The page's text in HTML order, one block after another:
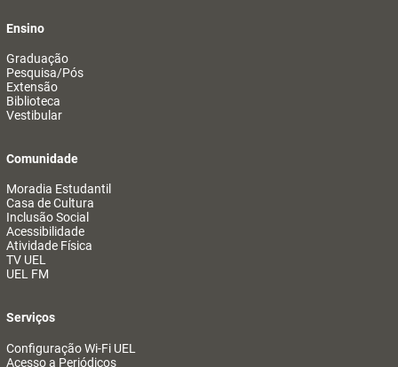
Ensino
Graduação
Pesquisa/Pós
Extensão
Biblioteca
Vestibular
Comunidade
Moradia Estudantil
Casa de Cultura
Inclusão Social
Acessibilidade
Atividade Física
TV UEL
UEL FM
Serviços
Configuração Wi-Fi UEL
Acesso a Periódicos